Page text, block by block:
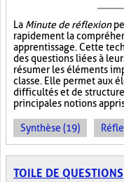
La Minute de réflexion
rapidement la
apprentissage. Cette
des questions liées à
résumer les éléments
classe. Elle permet aux
difficultés et de
principales notions
Synthèse (19)
TOILE DE QUESTIONS